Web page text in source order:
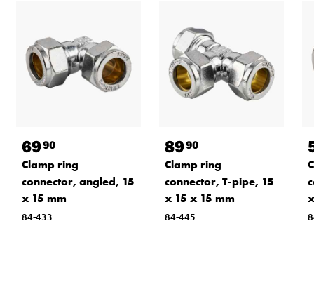
6990
Clamp ring
connector, angled, 15
x 15 mm
84-433
8990
Clamp ring
connector, T-pipe, 15
x 15 x 15 mm
84-445